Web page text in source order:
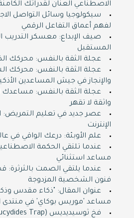
الاصطناعي العنان لقدراتك
سيكولوجيا وسائل التواصل
لفهم أعماق التفاعل الرقمي
المستقبل
عجلة الثقة بالنفس: محركك
عجلة الثقة بالنفس: محركك
والإنجاز في جيش المساعدين
عجلة الثقة بالنفس: مساعدك
واثقة لا تقهر
عصر جديد في تعليم التمريض:
الإنترنت
علم الأوبئة: درعك الواقي في
عندما تلتقي الحكمة
مساعد استثنائي
عندما يلتقي الصمت
فنون الشخصية المزدوجة
عنوان المقال: "ذكاء مقدس
مساعد 'موريس بوكاي' في منتدى
فخ ثوسيديديس (Thucydides Trap)